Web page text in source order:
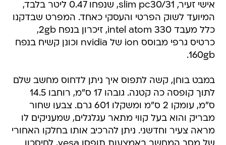
אישי זעיר, slim pc30/31, שנפחו 0.47 ליטר בלבד,
המיועד לשוק הפרטי והעסקי כאחד. המפרט שבדקנו
כלל מעבד 330 intel atom, זיכרון בנפח 2gb,
כרטיס גרפי מבוסס ion של nvidia וכונן קשיח בנפח
160gb.
במבט בוחן, קשה לתפוס איך ניתן לדחוס מחשב שלם
לתוך קופסה כה קטנה. גובהו 17 ס"מ, רוחבו 14.5
ס"מ, עומקו 2 ס"מ ומשקלו 601 גרם. צבעו שחור
מבריק והוא בעל קווי מתאר עגלגלים, שמעניקים לו
מראה צעיר וחדשני. ניתן להרכיב אותו בחלקו האחורי